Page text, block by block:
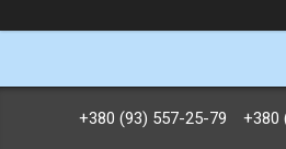
+380 (93) 557-25-79 +380